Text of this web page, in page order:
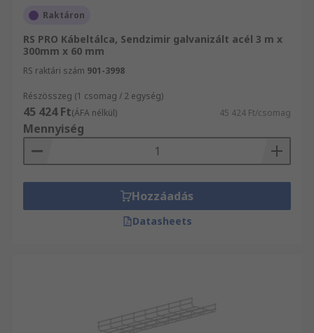
Raktáron
RS PRO Kábeltálca, Sendzimir galvanizált acél 3 m x
300mm x 60 mm
RS raktári szám 901-3998
Részösszeg (1 csomag / 2 egység)
45 424 Ft(ÁFA nélkül) 45 424 Ft/csomag
Mennyiség
Hozzáadás
Datasheets